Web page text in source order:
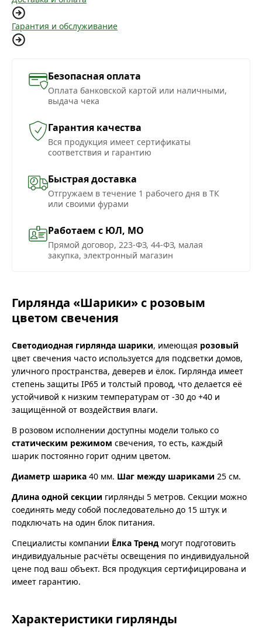
Гарантия и обслуживание
Безопасная оплата
Оплата банковской картой или наличными,
выдача чека
Гарантия качества
Вся продукция имеет сертификаты
соответствия и гарантию
Быстрая доставка
Отгружаем в течение 1 рабочего дня в ТК
или своими фурами
Работаем с ЮЛ, МО
Прямой договор, 223-ФЗ, 44-ФЗ, малая
закупка, электронный магазин
Гирлянда «Шарики» с розовым
цветом свечения
Светодиодная гирлянда шарики, имеющая розовый
цвет свечения часто используется для подсветки домов,
уличного пространства, деверев и ёлок. Гирлянда имеет
степень защиты IP65 и толстый провод, что делается её
устойчивой к низким температурам от -30 до +40 и
защищённой от воздействия влаги.
В розовом исполнении доступны модели только со
статическим режимом свечения, то есть, каждый
шарик постоянно горит одним цветом.
Диаметр шарика 40 мм. Шаг между шариками 25 см.
Длина одной секции гирлянды 5 метров. Секции можно
соединять меду собой последовательно до 15 штук и
подключать на один блок питания.
Специалисты компании Ёлка Трендмогут подготовить
индивидуальные расчёты освещения по индивидуальной
цене под ваш объект. Вся продукция сертифицирована и
имеет гарантию.
Характеристики гирлянды